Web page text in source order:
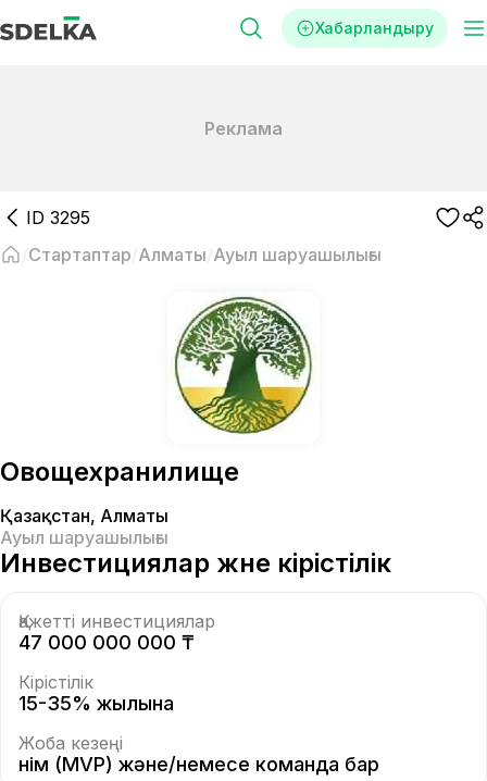
Хабарландыру
Реклама
ID 3295
Стартаптар Алматы Ауыл шаруашылығы
Овощехранилище
Қазақстан, Алматы
Ауыл шаруашылығы
Инвестициялар және кірістілік
Қажетті инвестициялар
47 000 000 000 ₸
Кірістілік
15-35% жылына
Жоба кезеңі
Өнім (MVP) және/немесе команда бар